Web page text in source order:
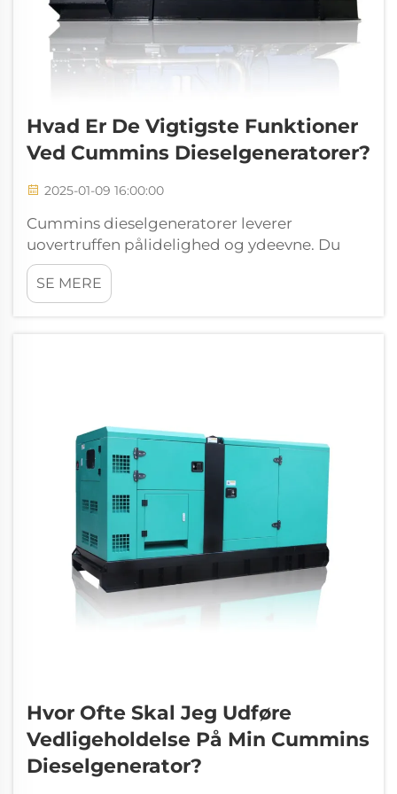
Hvad Er De Vigtigste Funktioner
Ved Cummins Dieselgeneratorer?
2025-01-09 16:00:00
Cummins dieselgeneratorer leverer
uovertruffen pålidelighed og ydeevne. Du
kan stole på deres robuste motordesign til at
håndtere krævende opgaver. Disse
generatorer udmærker sig ved
SE MERE
Hvor Ofte Skal Jeg Udføre
Vedligeholdelse På Min Cummins
Dieselgenerator?